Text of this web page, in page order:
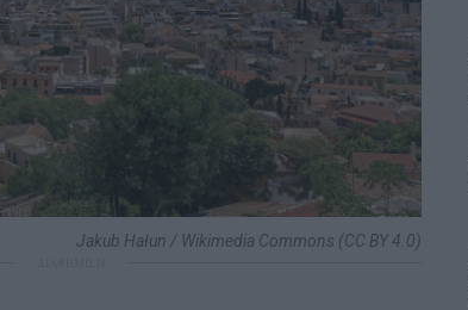
Jakub Hałun / Wikimedia Commons (CC BY 4.0)